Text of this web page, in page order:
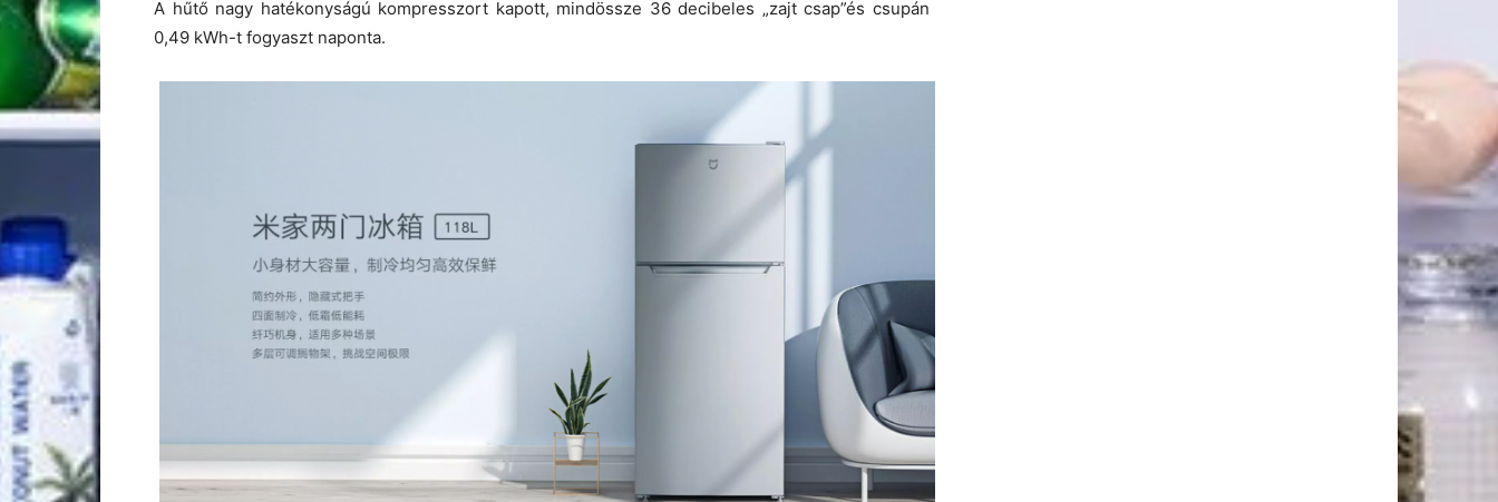
A hűtő nagy hatékonyságú kompresszort kapott, mindössze 36 decibeles „zajt csap”és csupán
0,49 kWh-t fogyaszt naponta.